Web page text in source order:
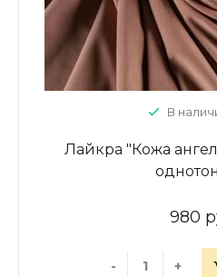
В
Лайкра "Кожа
980
- +